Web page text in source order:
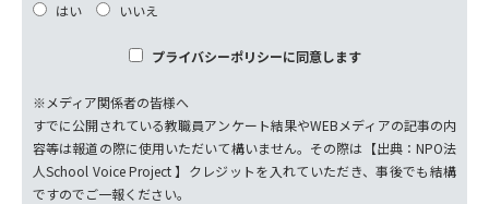
はい
いいえ
プライバシーポリシーに同意します
※メディア関係者の皆様へ
すでに公開されている教職員アンケート結果やWEBメディアの記事の内
容等は報道の際に使用いただいて構いません。その際は【出典：NPO法
人School Voice Project 】クレジットを入れていただき、事後でも結構
ですのでご一報ください。